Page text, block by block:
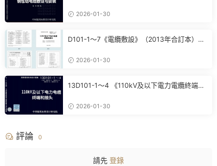
2026-01-30
D101-1～7《電纜敷設》（2013年合訂本）百
2026-01-30
13D101-1～4 《110kV及以下電力電纜終端和
載 2026-01-30
評論 0
請先 登錄